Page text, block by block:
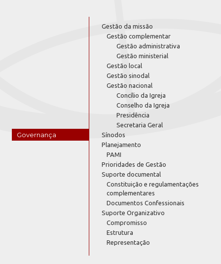
Governança
Gestão da missão
Gestão complementar
Gestão administrativa
Gestão ministerial
Gestão local
Gestão sinodal
Gestão nacional
Concílio da Igreja
Conselho da Igreja
Presidência
Secretaria Geral
Sínodos
Planejamento
PAMI
Prioridades de Gestão
Suporte documental
Constituição e regulamentações
complementares
Documentos Confessionais
Suporte Organizativo
Compromisso
Estrutura
Representação